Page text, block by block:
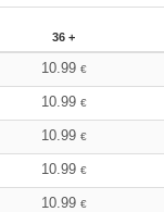
36 +
10.99 €
10.99 €
10.99 €
10.99 €
10.99 €